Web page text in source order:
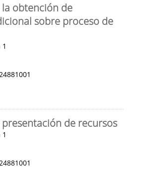
obtención de
sobre proceso de
de recursos